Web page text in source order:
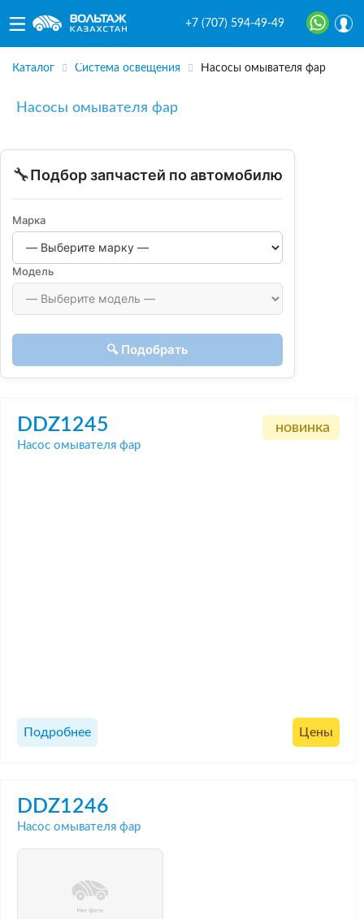
+7 (707) 594-49-49
Каталог Система освещения Насосы омывателя фар
Насосы омывателя фар
🔧Подбор запчастей по автомобилю
Марка
Модель
🔍 Подобрать
DDZ1245
Насос омывателя фар
новинка
Подробнее Цены
DDZ1246
Насос омывателя фар